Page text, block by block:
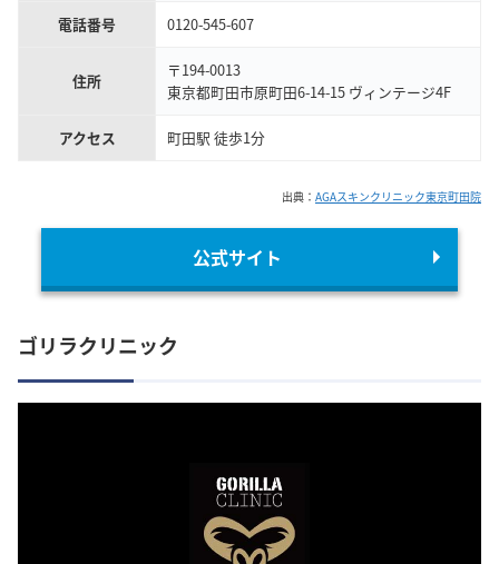
電話番号 0120-545-607
住所
〒194-0013
東京都町田市原町田6-14-15 ヴィンテージ4F
アクセス 町田駅 徒歩1分
出典： AGAスキンクリニック東京町田院
公式サイト
ゴリラクリニック